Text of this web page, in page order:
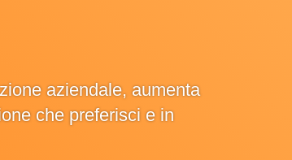
aziendale, aumenta
che preferisci e in